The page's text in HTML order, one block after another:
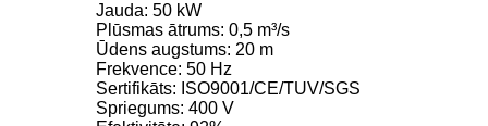
Jauda: 50 kW
Plūsmas ātrums: 0,5 m³/s
Ūdens augstums: 20 m
Frekvence: 50 Hz
Sertifikāts: ISO9001/CE/TUV/SGS
Spriegums: 400 V